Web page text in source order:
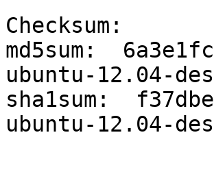
Checksum:
md5sum:
ubuntu-12.04-
sha1sum:
ubuntu-12.04-